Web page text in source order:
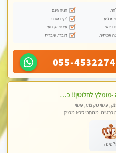
חניה חינם
מרגיע
נקי ומסודר
פרטי
עיסוי מקצועי
אמיתית
דוברת עיברית
055-4532274
בחיפה -מומלץ לחלוטין!! כל סוגי העיסויים מעסה מקצועית ואיכותית פרטי!!!
עיסוי מקצועי, עיסוי
פרטית, מתחמי ספא מפנק,